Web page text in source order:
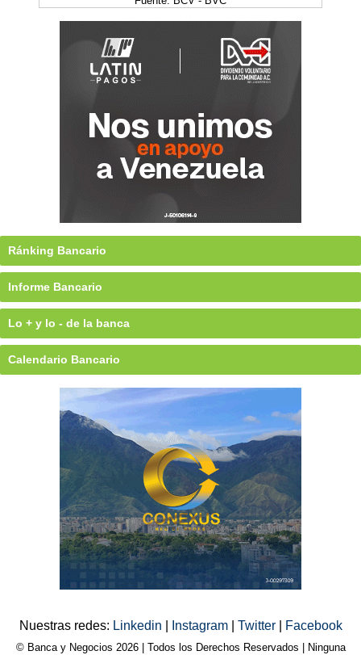
Ránking Bancario
Informe Bancario
Lo + y lo - de la banca
Calendario Bancario
Nuestras redes: Linkedin Instagram Twitter Facebook
© Banca y Negocios 2026 | Todos los Derechos Reservados | Ninguna